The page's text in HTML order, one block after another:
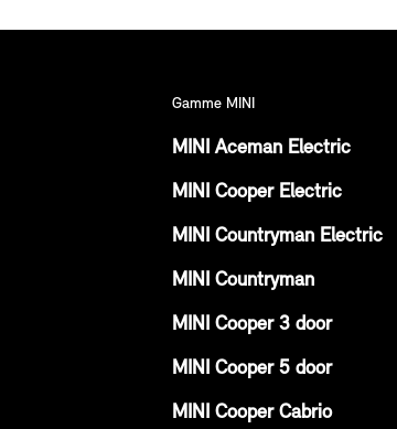
Gamme MINI
MINI Aceman Electric
MINI Cooper Electric
MINI Countryman Electric
MINI Countryman
MINI Cooper 3 door
MINI Cooper 5 door
MINI Cooper Cabrio